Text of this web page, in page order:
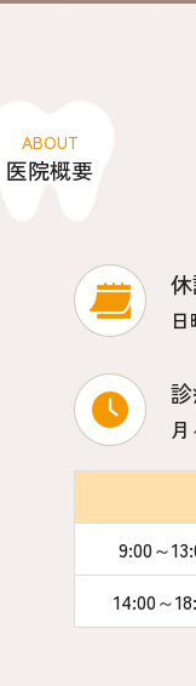
ABOUT
医院概要
月
9:00～
14:00～